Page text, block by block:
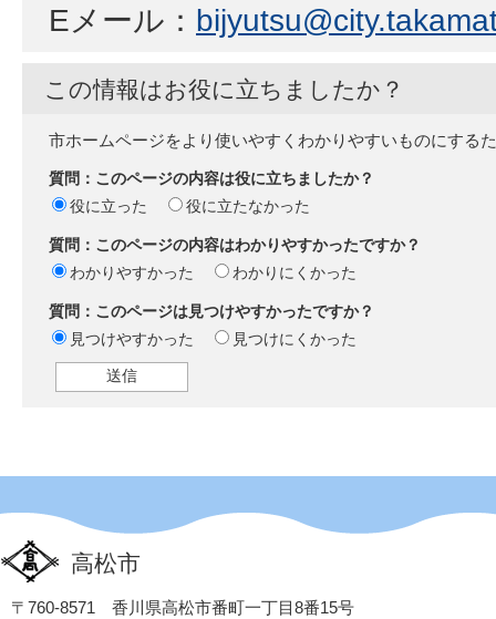
Eメール：
この情報はお役に立ちましたか？
市ホームページをより使いやすくわかりやすいものにする
質問：このページの内容は役に立ちましたか？
役に立った
役に立たなかった
質問：このページの内容はわかりやすかったですか？
わかりやすかった
わかりにくかった
質問：このページは見つけやすかったですか？
見つけやすかった
見つけにくかった
高松市
〒760-8571 香川県高松市番町一丁目8番15号